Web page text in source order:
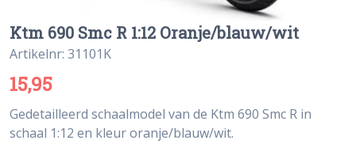
Ktm 690 Smc R 1:12 Oranje/blauw/wit
Artikelnr: 31101K
15,95
Gedetailleerd schaalmodel van de Ktm 690 Smc R in
schaal 1:12 en kleur oranje/blauw/wit.